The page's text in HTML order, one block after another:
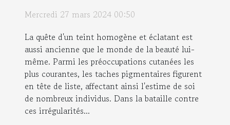
Mercredi 27 mars 2024 00:50
La quête d'un teint homogène et éclatant est
aussi ancienne que le monde de la beauté lui-
même. Parmi les préoccupations cutanées les
plus courantes, les taches pigmentaires figurent
en tête de liste, affectant ainsi l'estime de soi
de nombreux individus. Dans la bataille contre
ces irrégularités...